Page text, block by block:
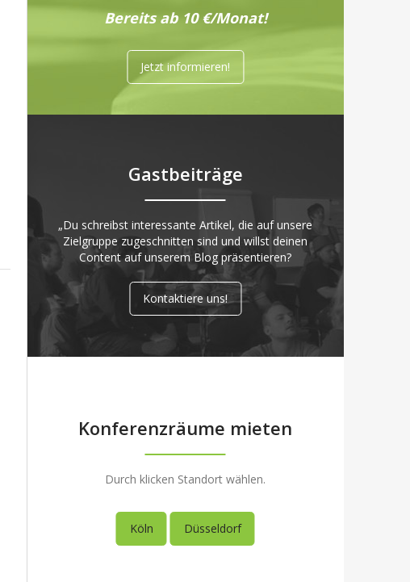
Bereits ab 10 €/Monat!
Jetzt informieren!
Gastbeiträge
„Du schreibst interessante Artikel, die auf unsere
Zielgruppe zugeschnitten sind und willst deinen
Content auf unserem Blog präsentieren?
Kontaktiere uns!
Konferenzräume mieten
Durch klicken Standort wählen.
Köln Düsseldorf